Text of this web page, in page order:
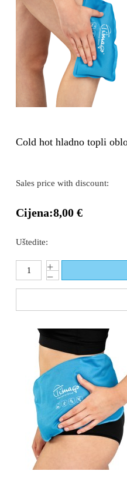
Cold hot hladno topli
Sales price with discount:
Cijena:8,00 €
Uštedite: